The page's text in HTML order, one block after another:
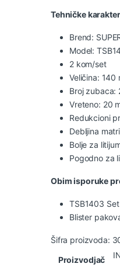
Tehničke
Brend:
Model:
2 kom/set
Veličina: 140
Broj zubaca:
Vreteno: 20
Redukcioni
Debljina
Bolje za
Pogodno za
Obim isporuke
TSB1403
Blister
Šifra proizvoda:
Proizvodjač